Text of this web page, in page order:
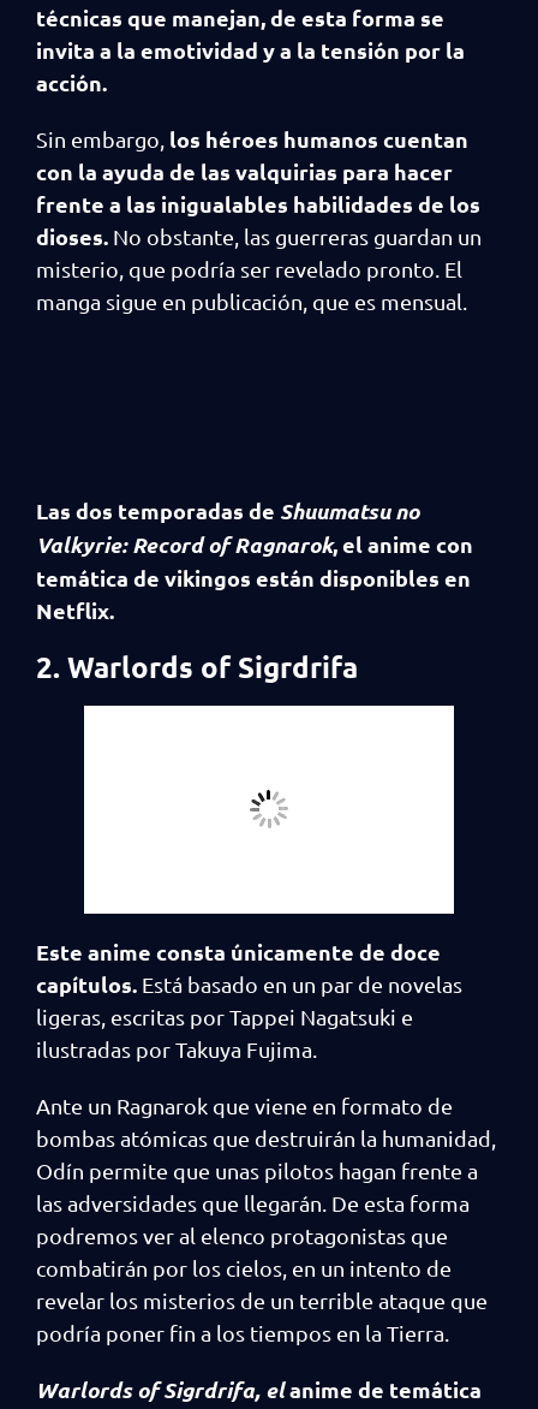
técnicas que manejan, de esta forma se
invita a la emotividad y a la tensión por la
acción.
Sin embargo, los héroes humanos cuentan
con la ayuda de las valquirias para hacer
frente a las inigualables habilidades de los
dioses. No obstante, las guerreras guardan un
misterio, que podría ser revelado pronto. El
manga sigue en publicación, que es mensual.
Las dos temporadas de Shuumatsu no
Valkyrie: Record of Ragnarok, el anime con
temática de vikingos están disponibles en
Netflix.
2. Warlords of Sigrdrifa
Este anime consta únicamente de doce
capítulos. Está basado en un par de novelas
ligeras, escritas por Tappei Nagatsuki e
ilustradas por Takuya Fujima.
Ante un Ragnarok que viene en formato de
bombas atómicas que destruirán la humanidad,
Odín permite que unas pilotos hagan frente a
las adversidades que llegarán. De esta forma
podremos ver al elenco protagonistas que
combatirán por los cielos, en un intento de
revelar los misterios de un terrible ataque que
podría poner fin a los tiempos en la Tierra.
Warlords of Sigrdrifa, elanime de temática